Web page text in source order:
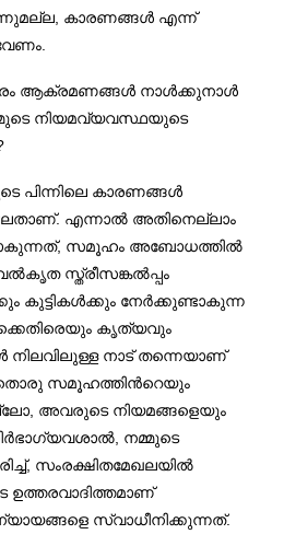
കാരണങ്ങൾ എന്ന്
ആക്രമണങ്ങൾ നാൾക്കുനാൾ
നിയമവ്യവസ്ഥയുടെ
പിന്നിലെ കാരണങ്ങൾ
എന്നാൽ അതിനെല്ലാം
സമൂഹം അബോധത്തിൽ
സ്ത്രീസങ്കൽപ്പം
കുട്ടികൾക്കും നേർക്കുണ്ടാകുന്ന
കൃത്യവും
നാട് തന്നെയാണ്
സമൂഹത്തിൻറെയും
അവരുടെ നിയമങ്ങളെയും
നമ്മുടെ
സംരക്ഷിതമേഖലയിൽ
ഉത്തരവാദിത്തമാണ്
സ്വാധീനിക്കുന്നത്.